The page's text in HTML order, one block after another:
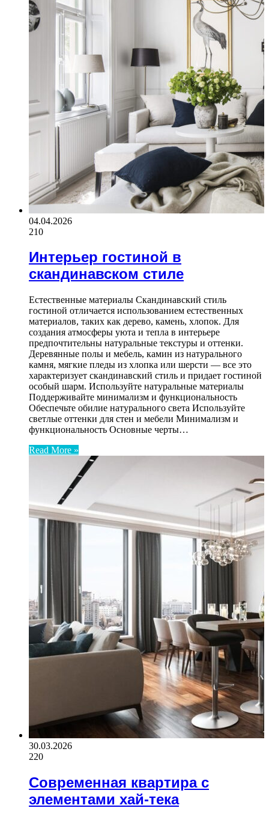
04.04.2026
210
Интерьер гостиной в
скандинавском стиле
Естественные материалы Скандинавский стиль
гостиной отличается использованием естественных
материалов, таких как дерево, камень, хлопок. Для
создания атмосферы уюта и тепла в интерьере
предпочтительны натуральные текстуры и оттенки.
Деревянные полы и мебель, камин из натурального
камня, мягкие пледы из хлопка или шерсти — все это
характеризует скандинавский стиль и придает гостиной
особый шарм. Используйте натуральные материалы
Поддерживайте минимализм и функциональность
Обеспечьте обилие натурального света Используйте
светлые оттенки для стен и мебели Минимализм и
функциональность Основные черты…
Read More »
30.03.2026
220
Современная квартира с
элементами хай-тека